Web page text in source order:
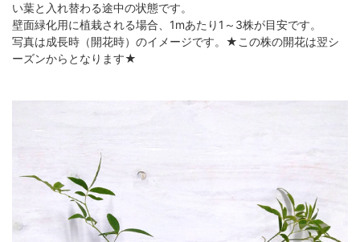
い葉と入れ替わる途中の状態です。
壁面緑化用に植栽される場合、1mあたり1～3株が目安です。
写真は成長時（開花時）のイメージです。★この株の開花は翌シ
ーズンからとなります★